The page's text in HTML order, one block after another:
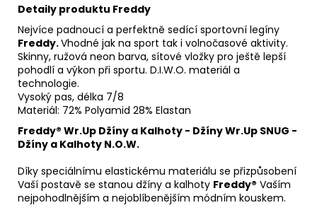
Detaily produktu Freddy
Nejvíce padnoucí a perfektně sedící sportovní legíny
Freddy.Vhodné jak na sport tak i volnočasové aktivity.
Skinny, ružová neon barva, sítové vložky pro ještě lepší
pohodlí a výkon při sportu. D.I.W.O. materiál a
technologie.
Vysoký pas, délka 7/8
Materiál: 72% Polyamid 28% Elastan
Freddy® Wr.Up Džíny a Kalhoty - Džíny Wr.Up SNUG -
Džíny a Kalhoty N.O.W.
Díky speciálnímu elastickému materiálu se přizpůsobení
Vaší postavě se stanou džíny a kalhoty Freddy® Vaším
nejpohodlnějším a nejoblíbenějším módním kouskem.